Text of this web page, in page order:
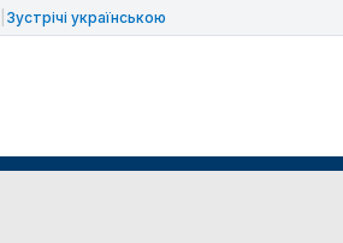
Зустрічі українською